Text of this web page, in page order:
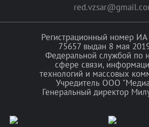
Регистрационный номер
75657 выдан 8 мая
Федеральной службой по
сфере связи,
технологий и массовых
Учредитель ООО
Генеральный директор